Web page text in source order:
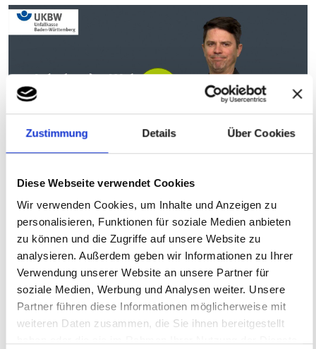
Zustimmung Details Über Cookies
Diese Webseite verwendet Cookies
Wir verwenden Cookies, um Inhalte und Anzeigen zu
personalisieren, Funktionen für soziale Medien anbieten
zu können und die Zugriffe auf unsere Website zu
analysieren. Außerdem geben wir Informationen zu Ihrer
Verwendung unserer Website an unsere Partner für
soziale Medien, Werbung und Analysen weiter. Unsere
Partner führen diese Informationen möglicherweise mit
weiteren Daten zusammen, die Sie ihnen bereitgestellt
Erklärung zur Barrierefreiheit